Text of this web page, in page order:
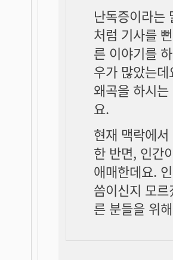
난독증이라는
처럼 기사를
른 이야기를
우가 많았는
왜곡을 하시
요.
현재 맥락에
한 반면, 인간
애매한데요.
씀이신지 모
른 분들을 위